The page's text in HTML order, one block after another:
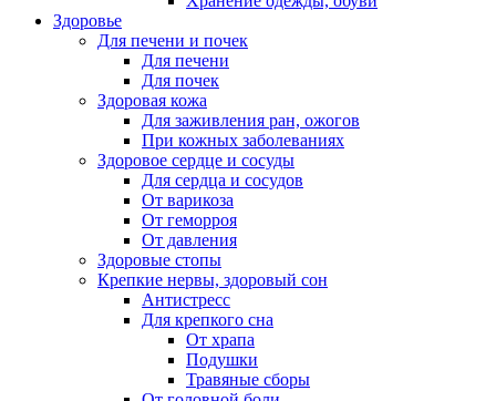
Здоровье
Для печени и почек
Для печени
Для почек
Здоровая кожа
Для заживления ран, ожогов
При кожных заболеваниях
Здоровое сердце и сосуды
Для сердца и сосудов
От варикоза
От геморроя
От давления
Здоровые стопы
Крепкие нервы, здоровый сон
Антистресс
Для крепкого сна
От храпа
Подушки
Травяные сборы